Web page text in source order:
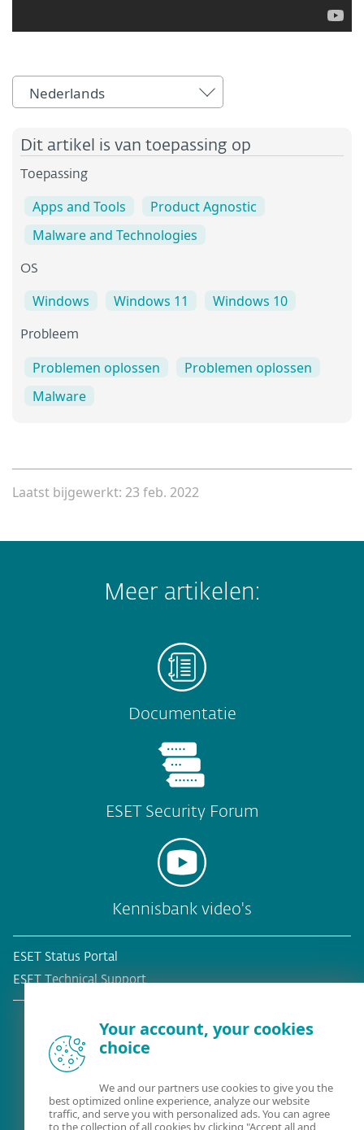
Nederlands
Dit artikel is van toepassing op
Toepassing
Apps and Tools
Product Agnostic
Malware and Technologies
OS
Windows Windows 11 Windows 10
Probleem
Problemen oplossen
Problemen oplossen
Malware
Laatst bijgewerkt: 23 feb. 2022
Meer artikelen:
Documentatie
ESET Security Forum
Kennisbank video's
ESET Status Portal
ESET Technical Support
Bestaande klant?
Your account, your cookies
choice
We and our partners use cookies to give you the
best optimized online experience, analyze our website
traffic, and serve you with personalized ads. You can agree
to the collection of all cookies by clicking "Accept all and